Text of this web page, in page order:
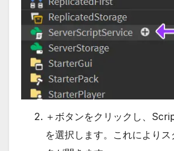
＋ボタンをクリックし、
を選択します。これにより